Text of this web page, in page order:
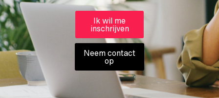
Ik wil me
inschrijven
Neem contact
op